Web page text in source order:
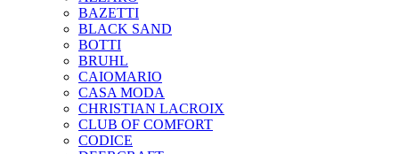
BAZETTI
BLACK SAND
BOTTI
BRUHL
CAIOMARIO
CASA MODA
CHRISTIAN LACROIX
CLUB OF COMFORT
CODICE